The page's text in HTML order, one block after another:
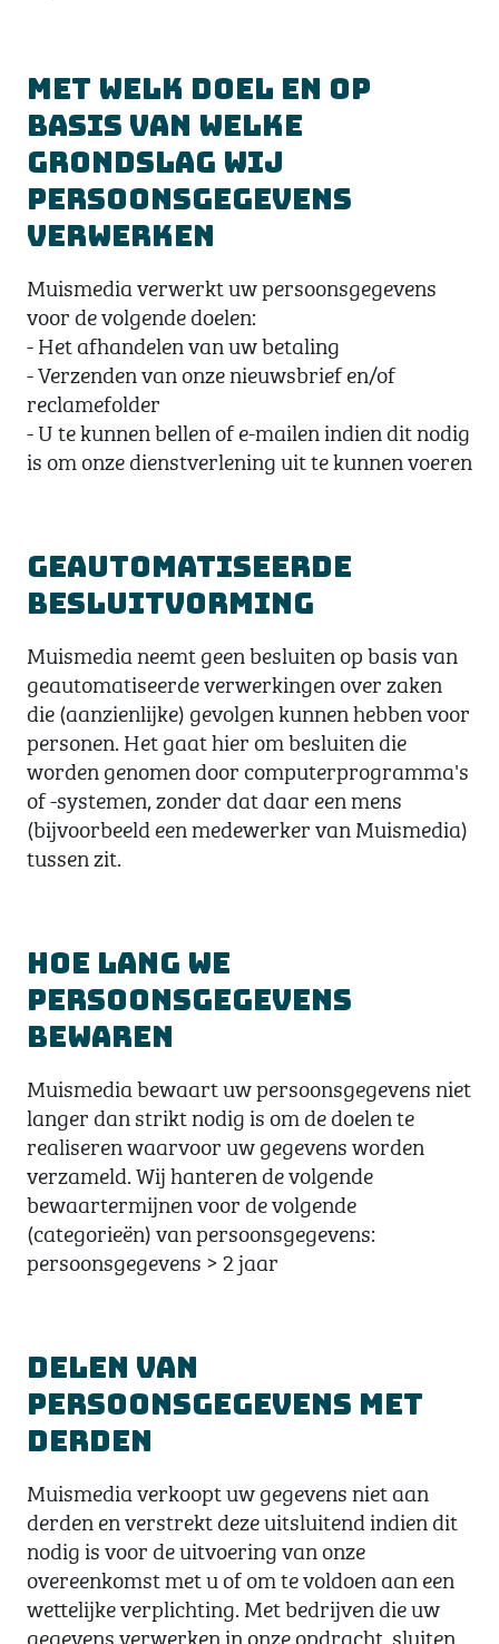
Met welk doel en op
basis van welke
grondslag wij
persoonsgegevens
verwerken
Muismedia verwerkt uw persoonsgegevens
voor de volgende doelen:
- Het afhandelen van uw betaling
- Verzenden van onze nieuwsbrief en/of
reclamefolder
- U te kunnen bellen of e-mailen indien dit nodig
is om onze dienstverlening uit te kunnen voeren
Geautomatiseerde
besluitvorming
Muismedia neemt geen besluiten op basis van
geautomatiseerde verwerkingen over zaken
die (aanzienlijke) gevolgen kunnen hebben voor
personen. Het gaat hier om besluiten die
worden genomen door computerprogramma's
of -systemen, zonder dat daar een mens
(bijvoorbeeld een medewerker van Muismedia)
tussen zit.
Hoe lang we
persoonsgegevens
bewaren
Muismedia bewaart uw persoonsgegevens niet
langer dan strikt nodig is om de doelen te
realiseren waarvoor uw gegevens worden
verzameld. Wij hanteren de volgende
bewaartermijnen voor de volgende
(categorieën) van persoonsgegevens:
persoonsgegevens > 2 jaar
Delen van
persoonsgegevens met
derden
Muismedia verkoopt uw gegevens niet aan
derden en verstrekt deze uitsluitend indien dit
nodig is voor de uitvoering van onze
overeenkomst met u of om te voldoen aan een
wettelijke verplichting. Met bedrijven die uw
gegevens verwerken in onze opdracht, sluiten